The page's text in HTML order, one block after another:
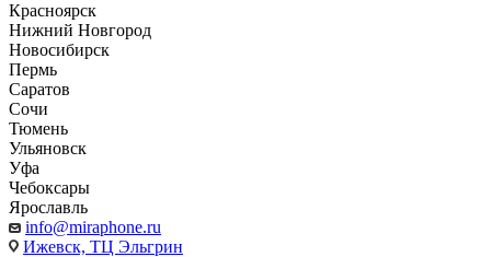
Красноярск
Нижний Новгород
Новосибирск
Пермь
Саратов
Сочи
Тюмень
Ульяновск
Уфа
Чебоксары
Ярославль
info@miraphone.ru
Ижевск, ТЦ Эльгрин